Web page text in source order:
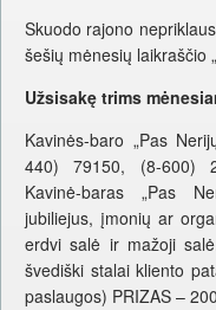
Skuodo rajono
šešių mėnesių laikraščio
Užsisakę trims
Kavinės-baro „Pas
440) 79150, (8-600)
Kavinė-baras „Pas
jubiliejus, įmonių ar
erdvi salė ir mažoji
švediški stalai kliento
paslaugos) PRIZAS –